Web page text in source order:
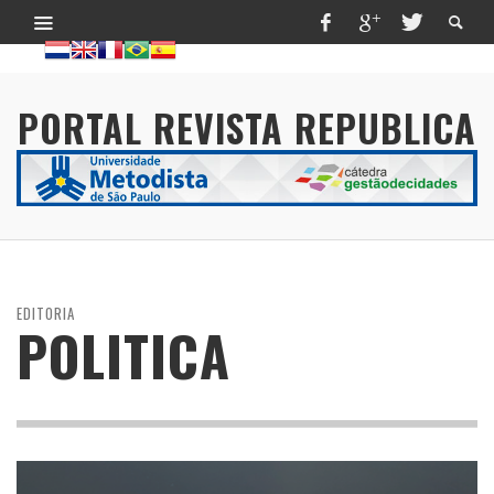
PORTAL REVISTA REPUBLICA
EDITORIA
POLITICA